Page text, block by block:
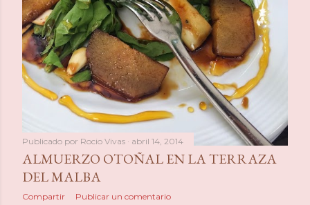
Publicado por Rocio Vivas abril 14, 2014
ALMUERZO OTOÑAL EN LA TERRAZA
DEL MALBA
Compartir Publicar un comentario